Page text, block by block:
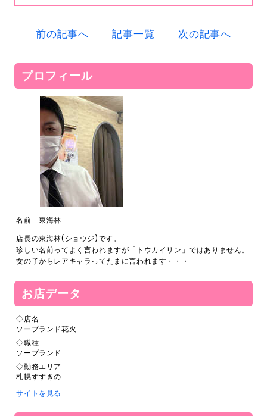
電話
0120-367-294
プロフィール
名前 東海林
店長の東海林(ショウジ)です。
珍しい名前ってよく言われますが「トウカイリン」ではありません。
女の子からレアキャラってたまに言われます・・・
お店データ
◇店名
ソープランド花火
◇職種
ソープランド
◇勤務エリア
札幌すすきの
サイトを見る
前の記事へ 記事一覧 次の記事へ